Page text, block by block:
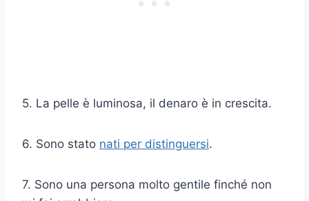
5. La pelle è luminosa, il denaro è in crescita.
6. Sono stato nati per distinguersi.
7. Sono una persona molto gentile finché non